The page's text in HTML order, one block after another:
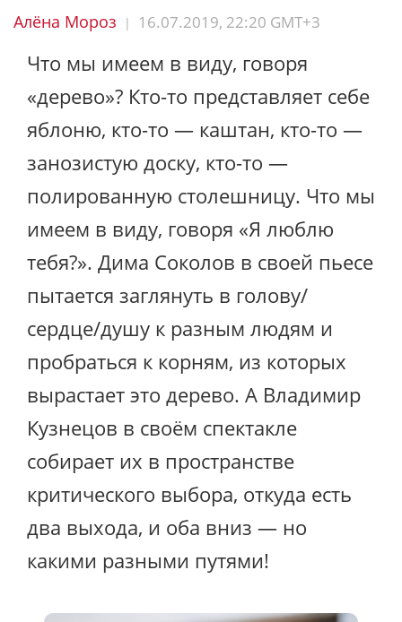
Алёна Мороз | 16.07.2019, 22:20 GMT+3
Что мы имеем в виду, говоря
«дерево»? Кто-то представляет себе
яблоню, кто-то — каштан, кто-то —
занозистую доску, кто-то —
полированную столешницу. Что мы
имеем в виду, говоря «Я люблю
тебя?». Дима Соколов в своей пьесе
пытается заглянуть в голову/
сердце/душу к разным людям и
пробраться к корням, из которых
вырастает это дерево. А Владимир
Кузнецов в своём спектакле
собирает их в пространстве
критического выбора, откуда есть
два выхода, и оба вниз — но
какими разными путями!